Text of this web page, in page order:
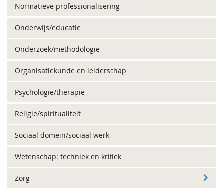
Normatieve professionalisering
Onderwijs/educatie
Onderzoek/methodologie
Organisatiekunde en leiderschap
Psychologie/therapie
Religie/spiritualiteit
Sociaal domein/sociaal werk
Wetenschap: techniek en kritiek
Zorg